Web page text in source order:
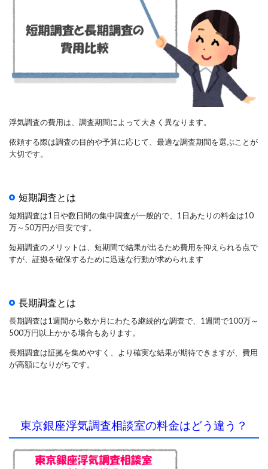
浮気調査の費用は、調査期間によって大きく異なります。
依頼する際は調査の目的や予算に応じて、最適な調査期間を選ぶことが
大切です。
短期調査とは
短期調査は1日や数日間の集中調査が一般的で、1日あたりの料金は10
万～50万円が目安です。
短期調査のメリットは、短期間で結果が出るため費用を抑えられる点で
すが、証拠を確保するために迅速な行動が求められます
長期調査とは
長期調査は1週間から数か月にわたる継続的な調査で、1週間で100万～
500万円以上かかる場合もあります。
長期調査は証拠を集めやすく、より確実な結果が期待できますが、費用
が高額になりがちです。
東京銀座浮気調査相談室の料金はどう違う？